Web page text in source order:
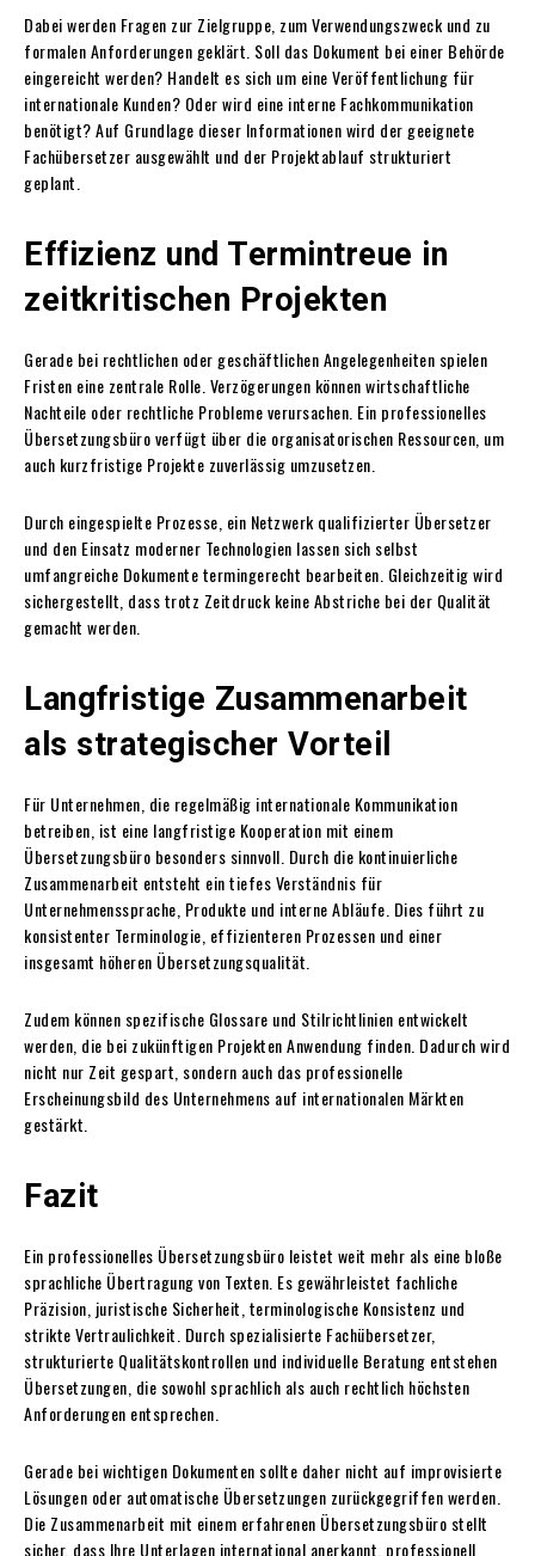
Dabei werden Fragen zur Zielgruppe, zum Verwendungszweck und zu
formalen Anforderungen geklärt. Soll das Dokument bei einer Behörde
eingereicht werden? Handelt es sich um eine Veröffentlichung für
internationale Kunden? Oder wird eine interne Fachkommunikation
benötigt? Auf Grundlage dieser Informationen wird der geeignete
Fachübersetzer ausgewählt und der Projektablauf strukturiert
geplant.
Effizienz und Termintreue in
zeitkritischen Projekten
Gerade bei rechtlichen oder geschäftlichen Angelegenheiten spielen
Fristen eine zentrale Rolle. Verzögerungen können wirtschaftliche
Nachteile oder rechtliche Probleme verursachen. Ein professionelles
Übersetzungsbüro verfügt über die organisatorischen Ressourcen, um
auch kurzfristige Projekte zuverlässig umzusetzen.
Durch eingespielte Prozesse, ein Netzwerk qualifizierter Übersetzer
und den Einsatz moderner Technologien lassen sich selbst
umfangreiche Dokumente termingerecht bearbeiten. Gleichzeitig wird
sichergestellt, dass trotz Zeitdruck keine Abstriche bei der Qualität
gemacht werden.
Langfristige Zusammenarbeit
als strategischer Vorteil
Für Unternehmen, die regelmäßig internationale Kommunikation
betreiben, ist eine langfristige Kooperation mit einem
Übersetzungsbüro besonders sinnvoll. Durch die kontinuierliche
Zusammenarbeit entsteht ein tiefes Verständnis für
Unternehmenssprache, Produkte und interne Abläufe. Dies führt zu
konsistenter Terminologie, effizienteren Prozessen und einer
insgesamt höheren Übersetzungsqualität.
Zudem können spezifische Glossare und Stilrichtlinien entwickelt
werden, die bei zukünftigen Projekten Anwendung finden. Dadurch wird
nicht nur Zeit gespart, sondern auch das professionelle
Erscheinungsbild des Unternehmens auf internationalen Märkten
gestärkt.
Fazit
Ein professionelles Übersetzungsbüro leistet weit mehr als eine bloße
sprachliche Übertragung von Texten. Es gewährleistet fachliche
Präzision, juristische Sicherheit, terminologische Konsistenz und
strikte Vertraulichkeit. Durch spezialisierte Fachübersetzer,
strukturierte Qualitätskontrollen und individuelle Beratung entstehen
Übersetzungen, die sowohl sprachlich als auch rechtlich höchsten
Anforderungen entsprechen.
Gerade bei wichtigen Dokumenten sollte daher nicht auf improvisierte
Lösungen oder automatische Übersetzungen zurückgegriffen werden.
Die Zusammenarbeit mit einem erfahrenen Übersetzungsbüro stellt
sicher, dass Ihre Unterlagen international anerkannt, professionell